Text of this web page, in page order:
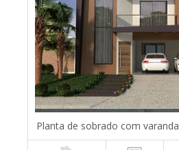
Planta de sobrado com varanda